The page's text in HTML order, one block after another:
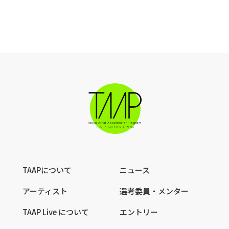
TAAPについて
ニュース
アーティスト
選考委員・メンター
TAAP Live について
エントリー